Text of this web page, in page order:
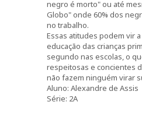
negro é morto" ou até
Globo" onde 60% dos
no trabalho.
Essas atitudes podem vir
educação das crianças
segundo nas escolas, o
respeitosas e concientes
não fazem ninguém virar
Aluno: Alexandre de Assis
Série: 2A